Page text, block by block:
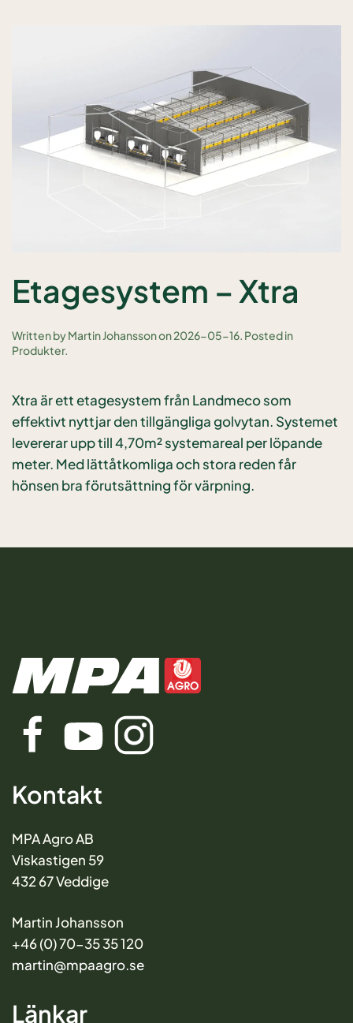
Etagesystem – Xtra
Written byMartin Johanssonon2026-05-16 . Posted in
Produkter.
Xtra är ett etagesystem från Landmeco som
effektivt nyttjar den tillgängliga golvytan. Systemet
levererar upp till 4,70m² systemareal per löpande
meter. Med lättåtkomliga och stora reden får
hönsen bra förutsättning för värpning.
Kontakt
MPA Agro AB
Viskastigen 59
432 67 Veddige
Martin Johansson
+46 (0) 70-35 35 120
martin@mpaagro.se
Länkar